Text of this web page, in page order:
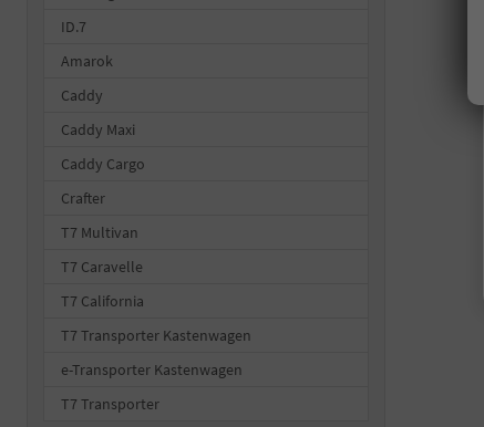
ID.7
Amarok
Caddy
Caddy Maxi
Caddy Cargo
Crafter
T7 Multivan
T7 Caravelle
T7 California
T7 Transporter Kastenwagen
e-Transporter Kastenwagen
T7 Transporter